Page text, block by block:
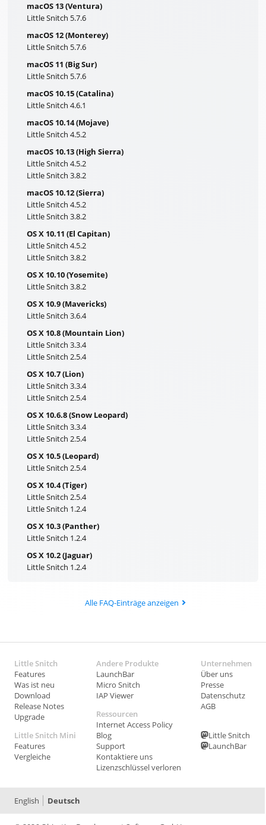
macOS 13 (Ventura)
Little Snitch 5.7.6
macOS 12 (Monterey)
Little Snitch 5.7.6
macOS 11 (Big Sur)
Little Snitch 5.7.6
macOS 10.15 (Catalina)
Little Snitch 4.6.1
macOS 10.14 (Mojave)
Little Snitch 4.5.2
macOS 10.13 (High Sierra)
Little Snitch 4.5.2
Little Snitch 3.8.2
macOS 10.12 (Sierra)
Little Snitch 4.5.2
Little Snitch 3.8.2
OS X 10.11 (El Capitan)
Little Snitch 4.5.2
Little Snitch 3.8.2
OS X 10.10 (Yosemite)
Little Snitch 3.8.2
OS X 10.9 (Mavericks)
Little Snitch 3.6.4
OS X 10.8 (Mountain Lion)
Little Snitch 3.3.4
Little Snitch 2.5.4
OS X 10.7 (Lion)
Little Snitch 3.3.4
Little Snitch 2.5.4
OS X 10.6.8 (Snow Leopard)
Little Snitch 3.3.4
Little Snitch 2.5.4
OS X 10.5 (Leopard)
Little Snitch 2.5.4
OS X 10.4 (Tiger)
Little Snitch 2.5.4
Little Snitch 1.2.4
OS X 10.3 (Panther)
Little Snitch 1.2.4
OS X 10.2 (Jaguar)
Little Snitch 1.2.4
Alle FAQ-Einträge anzeigen
Little Snitch
Features
Was ist neu
Download
Release Notes
Upgrade
Little Snitch Mini
Features
Vergleiche
Andere Produkte
LaunchBar
Micro Snitch
IAP Viewer
Ressourcen
Internet Access Policy
Blog
Support
Kontaktiere uns
Lizenzschlüssel verloren
Unternehmen
Über uns
Presse
Datenschutz
AGB
Little Snitch
LaunchBar
English Deutsch